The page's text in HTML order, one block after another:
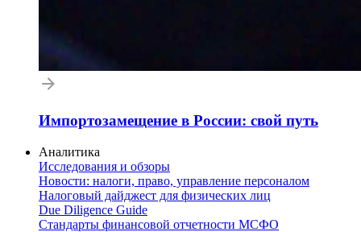
Импортозамещение в России: свой путь
Аналитика
Исследования и обзоры
Новости: налоги, право, управление персоналом
Налоговый дайджест для физических лиц
Due Diligence Guide
Стандарты финансовой отчетности МСФО